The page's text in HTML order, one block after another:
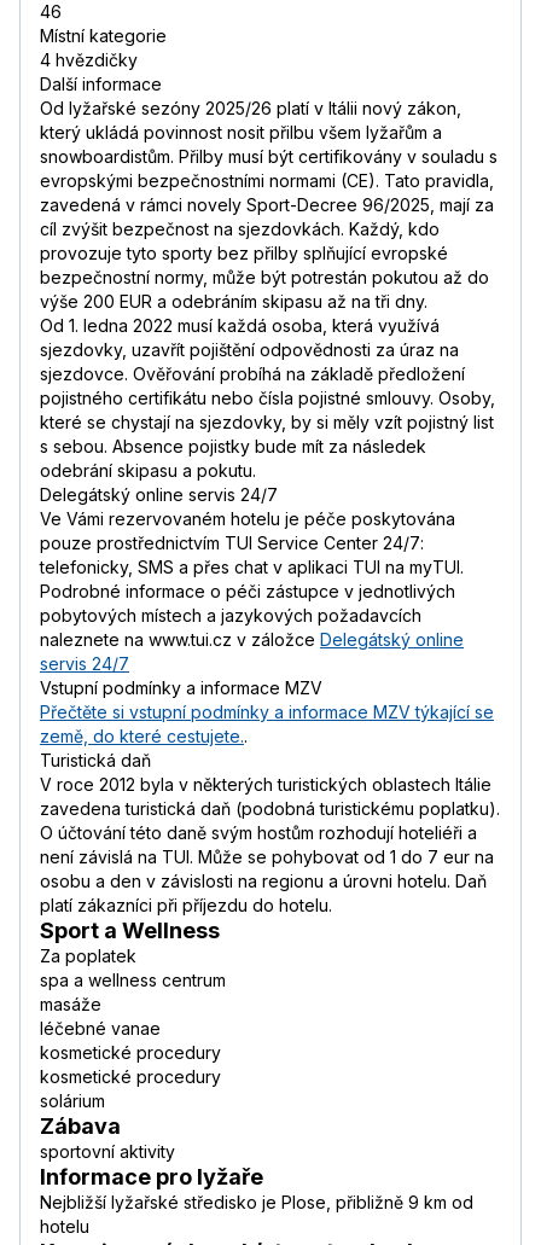
46
Místní kategorie
4 hvězdičky
Další informace
Od lyžařské sezóny 2025/26 platí v Itálii nový zákon,
který ukládá povinnost nosit přilbu všem lyžařům a
snowboardistům. Přilby musí být certifikovány v souladu s
evropskými bezpečnostními normami (CE). Tato pravidla,
zavedená v rámci novely Sport-Decree 96/2025, mají za
cíl zvýšit bezpečnost na sjezdovkách. Každý, kdo
provozuje tyto sporty bez přilby splňující evropské
bezpečnostní normy, může být potrestán pokutou až do
výše 200 EUR a odebráním skipasu až na tři dny.
Od 1. ledna 2022 musí každá osoba, která využívá
sjezdovky, uzavřít pojištění odpovědnosti za úraz na
sjezdovce. Ověřování probíhá na základě předložení
pojistného certifikátu nebo čísla pojistné smlouvy. Osoby,
které se chystají na sjezdovky, by si měly vzít pojistný list
s sebou. Absence pojistky bude mít za následek
odebrání skipasu a pokutu.
Delegátský online servis 24/7
Ve Vámi rezervovaném hotelu je péče poskytována
pouze prostřednictvím TUI Service Center 24/7:
telefonicky, SMS a přes chat v aplikaci TUI na myTUI.
Podrobné informace o péči zástupce v jednotlivých
pobytových místech a jazykových požadavcích
naleznete na www.tui.cz v záložce Delegátský online
servis 24/7
Vstupní podmínky a informace MZV
Přečtěte si vstupní podmínky a informace MZV týkající se
země, do které cestujete..
Turistická daň
V roce 2012 byla v některých turistických oblastech Itálie
zavedena turistická daň (podobná turistickému poplatku).
O účtování této daně svým hostům rozhodují hoteliéři a
není závislá na TUI. Může se pohybovat od 1 do 7 eur na
osobu a den v závislosti na regionu a úrovni hotelu. Daň
platí zákazníci při příjezdu do hotelu.
Sport a Wellness
Za poplatek
spa a wellness centrum
masáže
léčebné vanae
kosmetické procedury
kosmetické procedury
solárium
Zábava
sportovní aktivity
Informace pro lyžaře
Nejbližší lyžařské středisko je Plose, přibližně 9 km od
hotelu